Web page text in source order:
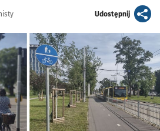
Udostępnijartykuł